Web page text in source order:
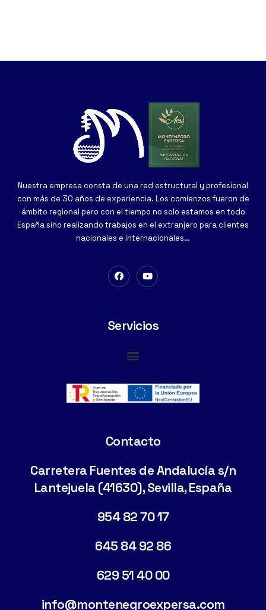
Nuestra empresa consta de una red estructural y profesional
con más de 30 años de experiencia. Los comienzos fueron de
ámbito regional pero con el tiempo no solo estamos en todo
España sino realizando trabajos en el extranjero para clientes
nacionales e internacionales…
Servicios
Contacto
Carretera Fuentes de Andalucía s/n
Lantejuela (41630), Sevilla, España
954 82 70 17
645 84 92 86
629 51 40 00
info@montenegroexpersa.com